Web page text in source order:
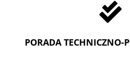

PORADA TECHNICZNO-